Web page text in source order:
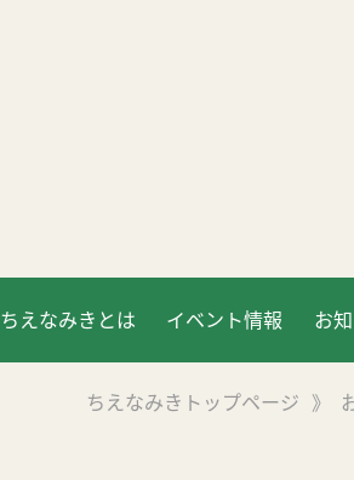
ちえなみきとは イベント情報 お
ちえなみきトップページ 》